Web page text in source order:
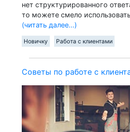
нет структурированного
то можете смело
(читать далее...)
Новичку Работа с клиентами
Советы по работе с